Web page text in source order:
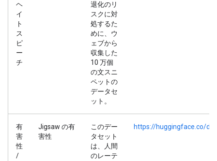
ヘ
イ
ト
ス
ピ
ー
チ
退化のリ
スクに対
処するた
めに、ウ
ェブから
収集した
10 万個
の文スニ
ペットの
データセ
ット。
有
害
性
/
Jigsaw の有
害性
このデー
タセット
は、人間
のレーテ
https://huggingface.co/